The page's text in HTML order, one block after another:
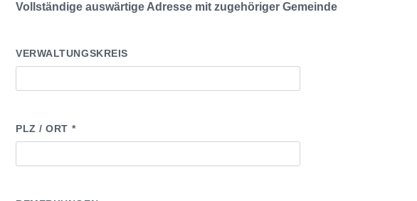
Vollständige auswärtige Adresse mit zugehöriger Gemeinde
VERWALTUNGSKREIS
PLZ / ORT *